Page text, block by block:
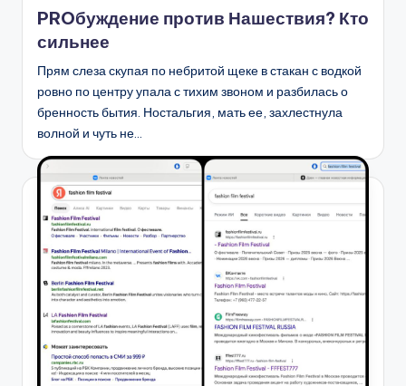
PROбуждение против Нашествия? Кто
сильнее
Прям слеза скупая по небритой щеке в стакан с водкой
ровно по центру упала с тихим звоном и разбилась о
бренность бытия. Ностальгия, мать ее, захлестнула
волной и чуть не…